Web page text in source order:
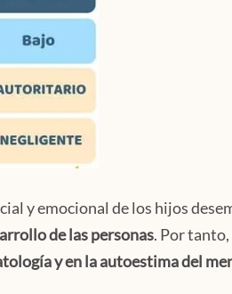
y emocional de los hijos
de las personas. Por
y en la autoestima del